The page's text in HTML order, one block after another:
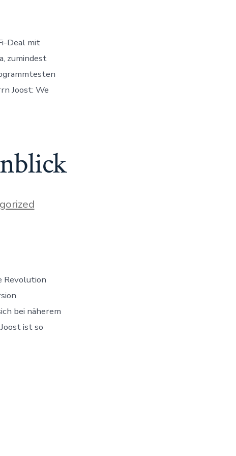
Deal mit
zumindest
Joost: We
Revolution
bei näherem
ist so